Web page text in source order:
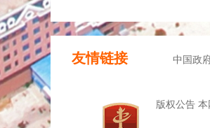
友情链接 中国政
版权公告